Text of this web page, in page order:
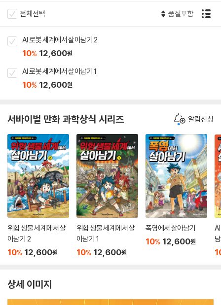
전체선택 품절포함
AI 로봇 세계에서 살아남기 2
10% 12,600원
AI 로봇 세계에서 살아남기 1
10% 12,600원
서바이벌 만화 과학상식 시리즈 알림신청
위험 생물 세계에서 살
아남기 2
10% 12,600원
위험 생물 세계에서 살
아남기 1
10% 12,600원
폭염에서 살아남기
10% 12,600원
상세 이미지